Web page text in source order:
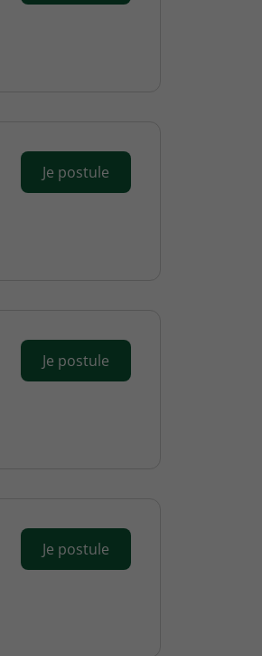
Je postule
Je postule
Je postule